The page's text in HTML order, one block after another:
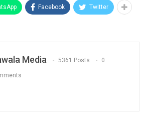
Facebook Twitter
Media 5361 Posts 0